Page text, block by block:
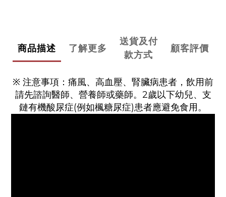
商品描述 了解更多
送貨及付
款方式
顧客評價
※ 注意事項：痛風、高血壓、腎臟病患者，飲用前
請先諮詢醫師、營養師或藥師。2歲以下幼兒、支
鏈有機酸尿症(例如楓糖尿症)患者應避免食用。